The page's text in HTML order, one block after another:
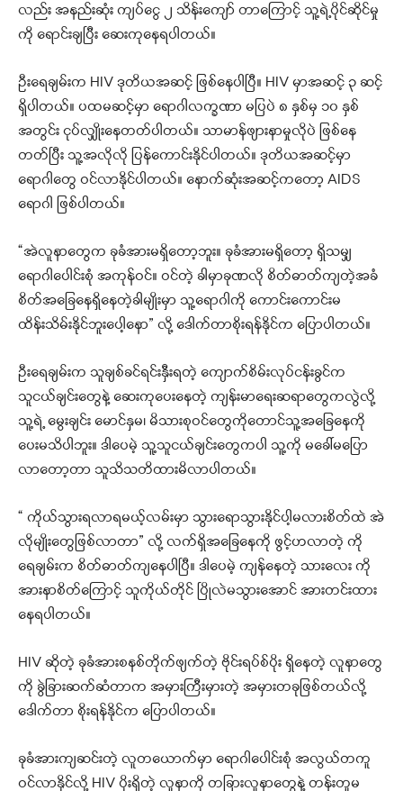
လည်း အနည်းဆုံး ကျပ်ငွေ ၂ သိန်းကျော် တာကြောင့် သူ့ရဲ့ပိုင်ဆိုင်မှု
ကို ရောင်းချပြီး ဆေးကုနေရပါတယ်။
ဦးရေချမ်းက HIV ဒုတိယအဆင့် ဖြစ်နေပါပြီ။ HIV မှာအဆင့် ၃ ဆင့်
ရှိပါတယ်။ ပထမဆင့်မှာ ရောဂါလက္ခဏာ မပြပဲ ၈ နှစ်မှ ၁၀ နှစ်
အတွင်း ငုပ်လျှိုးနေတတ်ပါတယ်။ သာမာန်ဖျားနာမှုလိုပဲ ဖြစ်နေ
တတ်ပြီး သူ့အလိုလို ပြန်ကောင်းနိုင်ပါတယ်။ ဒုတိယအဆင့်မှာ
ရောဂါတွေ ဝင်လာနိုင်ပါတယ်။ နောက်ဆုံးအဆင့်ကတော့ AIDS
ရောဂါ ဖြစ်ပါတယ်။
“အဲလူနာတွေက ခုခံအားမရှိတော့ဘူး။ ခုခံအားမရှိတော့ ရှိသမျှ
ရောဂါပေါင်းစုံ အကုန်ဝင်။ ဝင်တဲ့ ခါမှာခုဏလို စိတ်ဓာတ်ကျတဲ့အခံ
စိတ်အခြေနေရှိနေတဲ့ခါမျိုးမှာ သူ့ရောဂါကို ကောင်းကောင်းမ
ထိန်းသိမ်းနိုင်ဘူးပေါ့နော” လို့ ဒေါက်တာစိုးရန်နိုင်က ပြောပါတယ်။
ဦးရေချမ်းက သူချစ်ခင်ရင်းနှီးရတဲ့ ကျောက်စိမ်းလုပ်ငန်းခွင်က
သူငယ်ချင်းတွေနဲ့ ဆေးကုပေးနေတဲ့ ကျန်းမာရေးဆရာတွေကလွဲလို့
သူ့ရဲ့ မွေးချင်း မောင်နှမ၊ မိသားစုဝင်တွေကို‌တောင်သူ့အခြေနေကို
‌ပေးမသိပါဘူး။ ဒါပေမဲ့ သူ့သူငယ်ချင်းတွေကပါ သူ့ကို မခေါ်မပြော
လာတော့တာ သူသိသတိထားမိလာပါတယ်။
“ ကိုယ်သွားရလာရမယ့်လမ်းမှာ သွားရောသွားနိုင်ပါ့မလားစိတ်ထဲ အဲ
လိုမျိုးတွေဖြစ်လာတာ” လို့ လက်ရှိအခြေနေကို ဖွင့်ဟလာတဲ့ ကို
ရေချမ်းက စိတ်ဓာတ်ကျနေပါပြီ။ ဒါပေမဲ့ ကျန်နေတဲ့ သားလေး ကို
အားနာစိတ်ကြောင့် သူကိုယ်တိုင် ပြိုလဲမသွားအောင် အားတင်းထား
နေရပါတယ်။
HIV ဆိုတဲ့ ခုခံအားစနစ်တိုက်ဖျက်တဲ့ ဗိုင်းရပ်စ်ပိုး ရှိနေတဲ့ လူနာတွေ
ကို ခွဲခြားဆက်ဆံတာက အမှားကြီးမှားတဲ့ အမှားတခုဖြစ်တယ်လို့
ဒေါက်တာ စိုးရန်နိုင်က ပြောပါတယ်။
ခုခံအားကျဆင်းတဲ့ လူတယောက်မှာ ရောဂါပေါင်းစုံ အလွယ်တကူ
ဝင်လာနိုင်လို့ HIV ပိုးရှိတဲ့ လူနာကို တခြားလူနာတွေနဲ့ တန်းတူမ